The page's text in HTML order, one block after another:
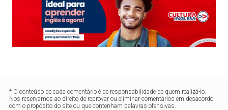
* O conteúdo de cada comentário é de responsabilidade de quem realizá-lo.
Nos reservamos ao direito de reprovar ou eliminar comentários em desacordo
com o propósito do site ou que contenham palavras ofensivas.